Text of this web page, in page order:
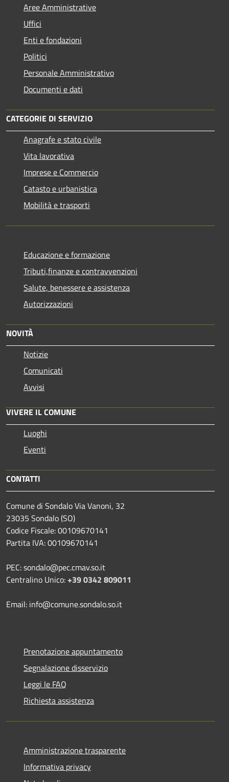
Aree Amministrative
Uffici
Enti e fondazioni
Politici
Personale Amministrativo
Documenti e dati
CATEGORIE DI SERVIZIO
Anagrafe e stato civile
Vita lavorativa
Imprese e Commercio
Catasto e urbanistica
Mobilità e trasporti
Educazione e formazione
Tributi,finanze e contravvenzioni
Salute, benessere e assistenza
Autorizzazioni
NOVITÀ
Notizie
Comunicati
Avvisi
VIVERE IL COMUNE
Luoghi
Eventi
CONTATTI
Comune di Sondalo Via Vanoni, 32
23035 Sondalo (SO)
Codice Fiscale: 00109670141
Partita IVA: 00109670141
PEC: sondalo@pec.cmav.so.it
Centralino Unico:+39 0342 809011
Email: info@comune.sondalo.so.it
Prenotazione appuntamento
Segnalazione disservizio
Leggi le FAQ
Richiesta assistenza
Amministrazione trasparente
Informativa privacy